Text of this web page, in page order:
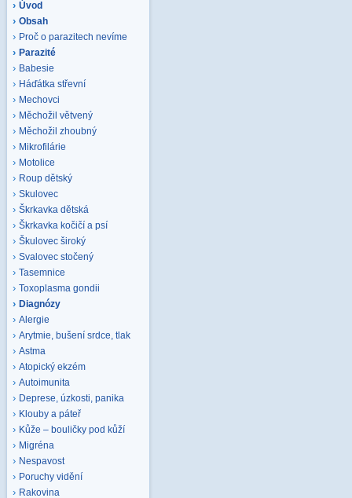
Úvod
Obsah
Proč o parazitech nevíme
Parazité
Babesie
Háďátka střevní
Mechovci
Měchožil větvený
Měchožil zhoubný
Mikrofilárie
Motolice
Roup dětský
Skulovec
Škrkavka dětská
Škrkavka kočičí a psí
Škulovec široký
Svalovec stočený
Tasemnice
Toxoplasma gondii
Diagnózy
Alergie
Arytmie, bušení srdce, tlak
Astma
Atopický ekzém
Autoimunita
Deprese, úzkosti, panika
Klouby a páteř
Kůže – bouličky pod kůží
Migréna
Nespavost
Poruchy vidění
Rakovina